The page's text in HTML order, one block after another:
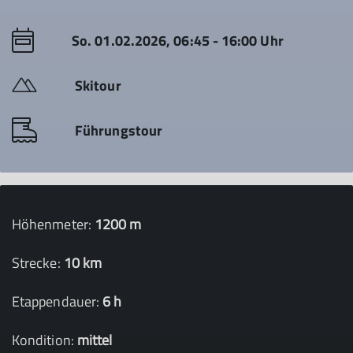
So. 01.02.2026, 06:45 - 16:00 Uhr
Skitour
Führungstour
Höhenmeter: 1200 m
Strecke: 10 km
Etappendauer: 6 h
Kondition: mittel